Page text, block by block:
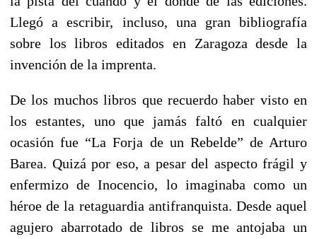
Llegó a escribir, incluso, una gran bibliografía
sobre los libros editados en Zaragoza desde la
invención de la imprenta.
De los muchos libros que recuerdo haber visto en
los estantes, uno que jamás faltó en cualquier
ocasión fue “La Forja de un Rebelde” de Arturo
Barea. Quizá por eso, a pesar del aspecto frágil y
enfermizo de Inocencio, lo imaginaba como un
héroe de la retaguardia antifranquista. Desde aquel
agujero abarrotado de libros se me antojaba un